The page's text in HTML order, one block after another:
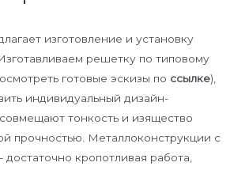
изготовление и установку
решетку по типовому
готовые эскизы по ссылке),
индивидуальный дизайн-
тонкость и изящество
прочностью. Металлоконструкции с
кропотливая работа,